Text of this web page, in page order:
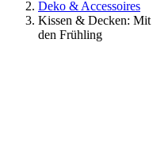
Deko & Accessoires
Kissen & Decken: Mit
den Frühling